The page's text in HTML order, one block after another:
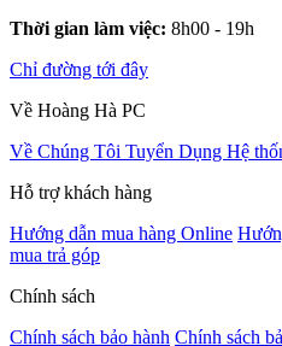
Thời gian làm việc: 8h00 - 19h
Chỉ đường tới đây
Về Hoàng Hà PC
Về Chúng Tôi Tuyển Dụng Hệ
Hỗ trợ khách hàng
Hướng dẫn mua hàng Online
mua trả góp
Chính sách
Chính sách bảo hành Chính sách